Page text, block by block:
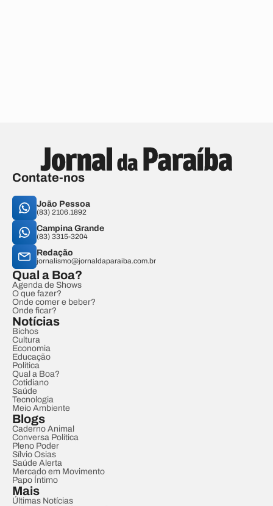
Contate-nos
João Pessoa
(83) 2106.1892
Campina Grande
(83) 3315-3204
Redação
jornalismo@jornaldaparaiba.com.br
Qual a Boa?
Agenda de Shows
O que fazer?
Onde comer e beber?
Onde ficar?
Notícias
Bichos
Cultura
Economia
Educação
Política
Qual a Boa?
Cotidiano
Saúde
Tecnologia
Meio Ambiente
Blogs
Caderno Animal
Conversa Política
Pleno Poder
Sílvio Osias
Saúde Alerta
Mercado em Movimento
Papo Íntimo
Mais
Últimas Notícias